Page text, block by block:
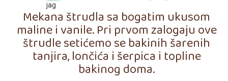
Mekana štrudla sa bogatim ukusom
maline i vanile. Pri prvom zalogaju ove
štrudle setićemo se bakinih šarenih
tanjira, lončića i šerpica i topline
bakinog doma.